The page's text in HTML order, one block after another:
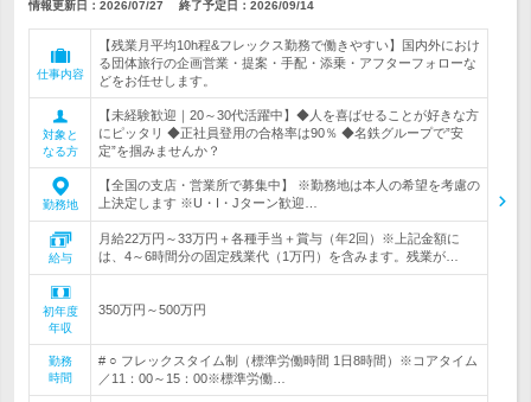
情報更新日：2026/07/27 終了予定日： 2026/09/14
仕事内容
【残業月平均10h程&フレックス勤務で働きやすい】国内外におけ
る団体旅行の企画営業・提案・手配・添乗・アフターフォローな
どをお任せします。
対象と
なる方
【未経験歓迎｜20～30代活躍中】◆人を喜ばせることが好きな方
にピッタリ ◆正社員登用の合格率は90％ ◆名鉄グループで”安
定”を掴みませんか？
勤務地
【全国の支店・営業所で募集中】 ※勤務地は本人の希望を考慮の
上決定します ※U・I・Jターン歓迎…
給与
月給22万円～33万円＋各種手当＋賞与（年2回）※上記金額に
は、4～6時間分の固定残業代（1万円）を含みます。残業が…
初年度
年収
350万円～500万円
勤務
時間
# ○ フレックスタイム制（標準労働時間 1日8時間）※コアタイム
／11：00～15：00※標準労働…